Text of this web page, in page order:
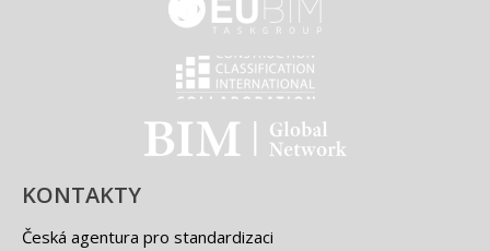
KONTAKTY
Česká agentura pro standardizaci
EUBIM - logo
Classification international -
BIM - logo